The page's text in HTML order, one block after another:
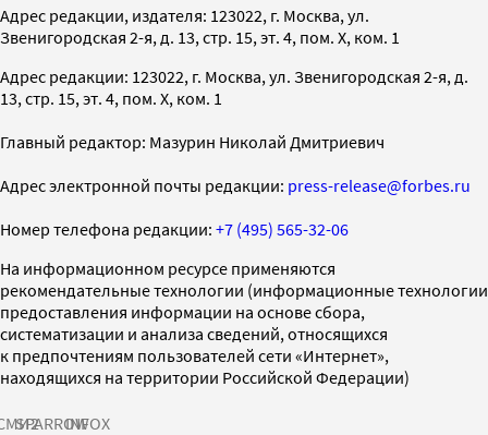
Адрес редакции, издателя: 123022, г. Москва, ул.
Звенигородская 2-я, д. 13, стр. 15, эт. 4, пом. X, ком. 1
Адрес редакции: 123022, г. Москва, ул. Звенигородская 2-я, д.
13, стр. 15, эт. 4, пом. X, ком. 1
Главный редактор: Мазурин Николай Дмитриевич
Адрес электронной почты редакции: press-release@forbes.ru
Номер телефона редакции: +7 (495) 565-32-06
На информационном ресурсе применяются
рекомендательные технологии (информационные технологии
предоставления информации на основе сбора,
систематизации и анализа сведений, относящихся
к предпочтениям пользователей сети «Интернет»,
находящихся на территории Российской Федерации)
SPARROWINFOX